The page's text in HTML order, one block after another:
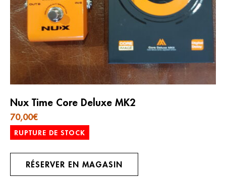
Nux Time Core Deluxe MK2
70,00€
RUPTURE DE STOCK
RÉSERVER EN MAGASIN